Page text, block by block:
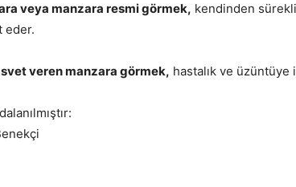
veya manzara resmi görmek, kendinden
eder.
veren manzara görmek, hastalık ve üzüntüye